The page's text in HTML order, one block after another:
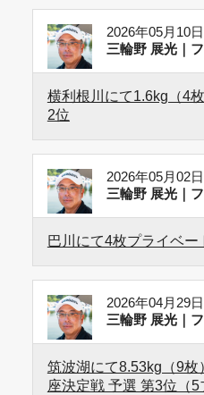
2026年05月10
三輪野 展光｜
横利根川にて1.6kg（4
2位
2026年05月02
三輪野 展光｜
巴川にて4枚プライベー
2026年04月29
三輪野 展光｜
筑波湖にて8.53kg（9枚
座決定戦 予選 第3位（5